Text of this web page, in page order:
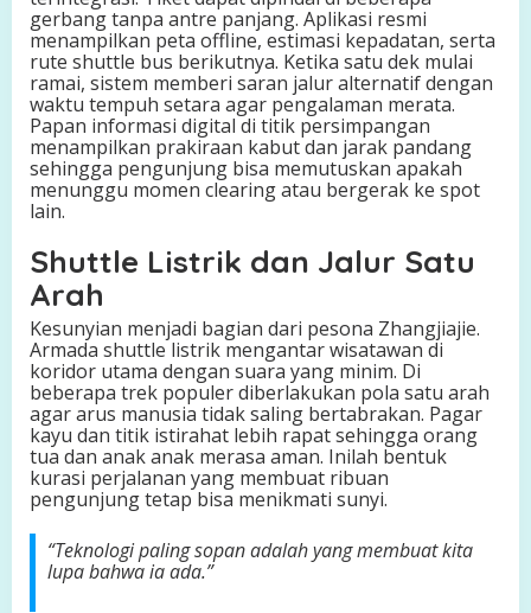
gerbang tanpa antre panjang. Aplikasi resmi
menampilkan peta offline, estimasi kepadatan, serta
rute shuttle bus berikutnya. Ketika satu dek mulai
ramai, sistem memberi saran jalur alternatif dengan
waktu tempuh setara agar pengalaman merata.
Papan informasi digital di titik persimpangan
menampilkan prakiraan kabut dan jarak pandang
sehingga pengunjung bisa memutuskan apakah
menunggu momen clearing atau bergerak ke spot
lain.
Shuttle Listrik dan Jalur Satu
Arah
Kesunyian menjadi bagian dari pesona Zhangjiajie.
Armada shuttle listrik mengantar wisatawan di
koridor utama dengan suara yang minim. Di
beberapa trek populer diberlakukan pola satu arah
agar arus manusia tidak saling bertabrakan. Pagar
kayu dan titik istirahat lebih rapat sehingga orang
tua dan anak anak merasa aman. Inilah bentuk
kurasi perjalanan yang membuat ribuan
pengunjung tetap bisa menikmati sunyi.
“Teknologi paling sopan adalah yang membuat kita
lupa bahwa ia ada.”